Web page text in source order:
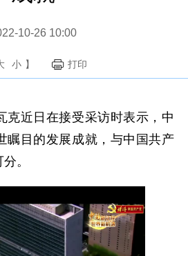
10-26 10:00
小 】 打印
近日在接受采访时表示，中
瞩目的发展成就，与中国共产
。